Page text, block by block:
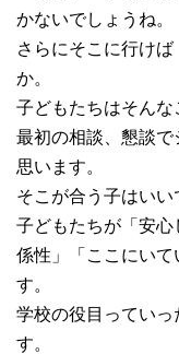
かないでしょうね。
さらにそこに行け
か。
子どもたちはそんな
最初の相談、懇談で
思います。
そこが合う子はいい
子どもたちが「安
係性」「ここにい
す。
学校の役目っていっ
す。